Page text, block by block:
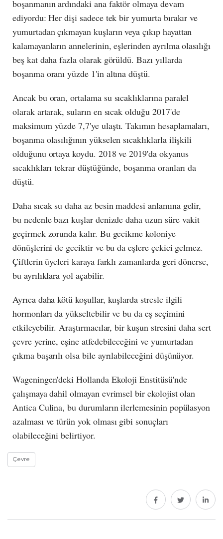
boşanmanın ardındaki ana faktör olmaya devam
ediyordu: Her dişi sadece tek bir yumurta bırakır ve
yumurtadan çıkmayan kuşların veya çıkıp hayattan
kalamayanların annelerinin, eşlerinden ayrılma olasılığı
beş kat daha fazla olarak görüldü. Bazı yıllarda
boşanma oranı yüzde 1'in altına düştü.
Ancak bu oran, ortalama su sıcaklıklarına paralel
olarak artarak, suların en sıcak olduğu 2017'de
maksimum yüzde 7,7'ye ulaştı. Takımın hesaplamaları,
boşanma olasılığının yükselen sıcaklıklarla ilişkili
olduğunu ortaya koydu. 2018 ve 2019'da okyanus
sıcaklıkları tekrar düştüğünde, boşanma oranları da
düştü.
Daha sıcak su daha az besin maddesi anlamına gelir,
bu nedenle bazı kuşlar denizde daha uzun süre vakit
geçirmek zorunda kalır. Bu gecikme koloniye
dönüşlerini de geciktir ve bu da eşlere çekici gelmez.
Çiftlerin üyeleri karaya farklı zamanlarda geri dönerse,
bu ayrılıklara yol açabilir.
Ayrıca daha kötü koşullar, kuşlarda stresle ilgili
hormonları da yükseltebilir ve bu da eş seçimini
etkileyebilir. Araştırmacılar, bir kuşun stresini daha sert
çevre yerine, eşine atfedebileceğini ve yumurtadan
çıkma başarılı olsa bile ayrılabileceğini düşünüyor.
Wageningen'deki Hollanda Ekoloji Enstitüsü'nde
çalışmaya dahil olmayan evrimsel bir ekolojist olan
Antica Culina, bu durumların ilerlemesinin popülasyon
azalması ve türün yok olması gibi sonuçları
olabileceğini belirtiyor.
Çevre